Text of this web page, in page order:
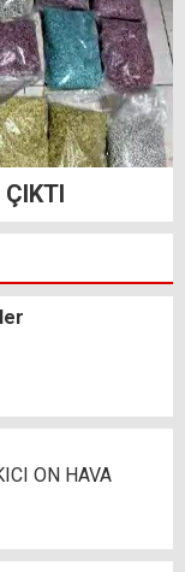
ÇIKTI
ON HAVA